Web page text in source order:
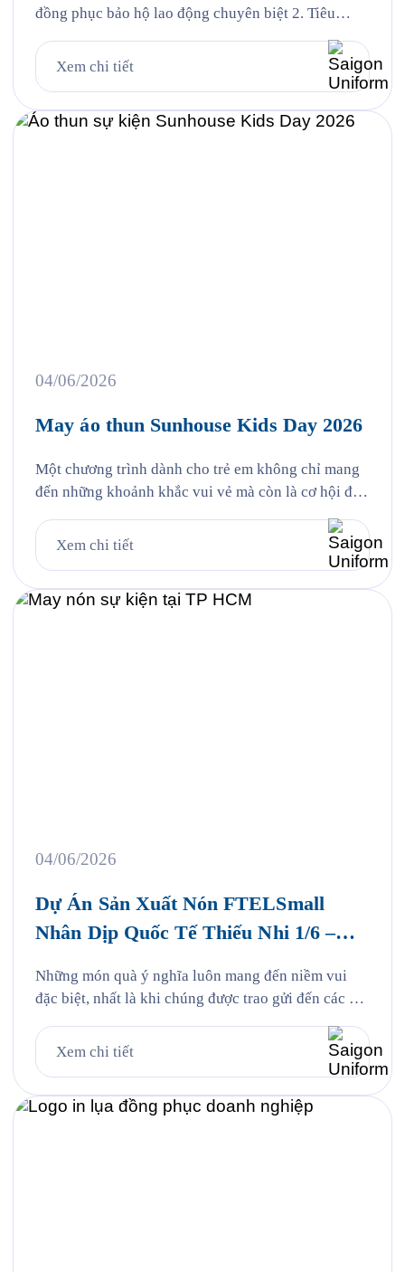
đồng phục bảo hộ lao động chuyên biệt 2. Tiêu
chuẩn vải và thiết kế cho từng nhóm nhân sự 3.
Case study thực tế 403 bộ đồng phục cho Công ty
UMW tại VSIP 4. Quy trình đặt đồng phục bảo hộ
Xem chi tiết
04/06/2026
May áo thun Sunhouse Kids Day 2026
Một chương trình dành cho trẻ em không chỉ mang
đến những khoảnh khắc vui vẻ mà còn là cơ hội để
kế đồng phục ấn tượng. Đồng hành cùng sự kiện
SUNHOUSE KIDS DAY 2026, Saigon Uniform tự
Xem chi tiết
04/06/2026
Dự Án Sản Xuất Nón FTELSmall
Nhân Dịp Quốc Tế Thiếu Nhi 1/6 –
Những món quà ý nghĩa luôn mang đến niềm vui
đặc biệt, nhất là khi chúng được trao gửi đến các em
dịp Quốc tế Thiếu nhi 1/6, Saigon Uniform rất vinh
dự được đồng hành cùng FPT Telecom trong dự án
Xem chi tiết